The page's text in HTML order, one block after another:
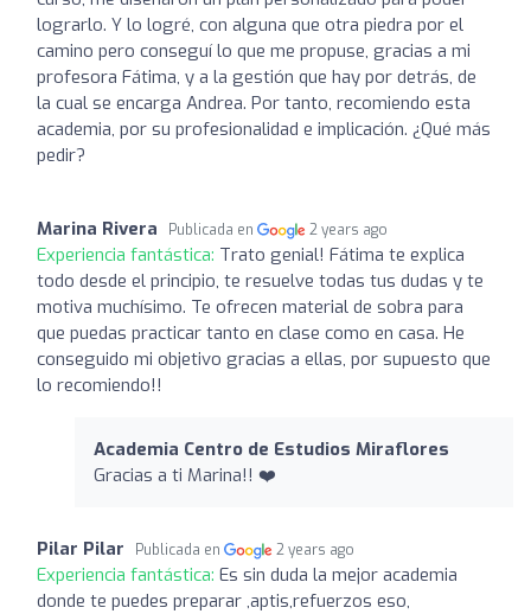
lograrlo. Y lo logré, con alguna que otra piedra por el
camino pero conseguí lo que me propuse, gracias a mi
profesora Fátima, y a la gestión que hay por detrás, de
la cual se encarga Andrea. Por tanto, recomiendo esta
academia, por su profesionalidad e implicación. ¿Qué más
pedir?
Marina Rivera Publicada en 2 years ago
Experiencia fantástica: Trato genial! Fátima te explica
todo desde el principio, te resuelve todas tus dudas y te
motiva muchísimo. Te ofrecen material de sobra para
que puedas practicar tanto en clase como en casa. He
conseguido mi objetivo gracias a ellas, por supuesto que
lo recomiendo!!
Academia Centro de Estudios Miraflores
Gracias a ti Marina!! ❤️
Pilar Pilar Publicada en 2 years ago
Experiencia fantástica: Es sin duda la mejor academia
donde te puedes preparar ,aptis,refuerzos eso,